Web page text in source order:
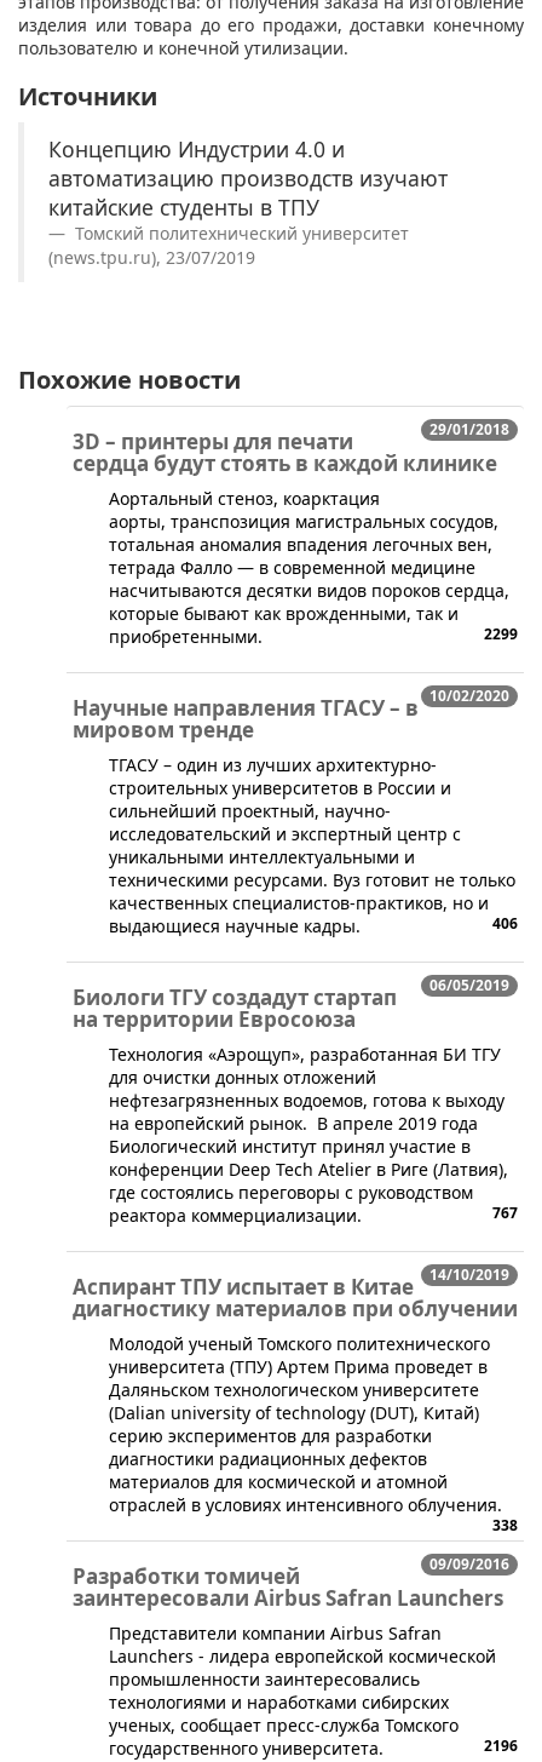
изделия или товара до его продажи, доставки конечному
пользователю и конечной утилизации.
Источники
Концепцию Индустрии 4.0 и
автоматизацию производств изучают
китайские студенты в ТПУ
Томский политехнический университет
(news.tpu.ru), 23/07/2019
Похожие новости
29/01/2018
3D – принтеры для печати
сердца будут стоять в каждой клинике
​Аортальный стеноз, коарктация
аорты, транспозиция магистральных сосудов,
тотальная аномалия впадения легочных вен,
тетрада Фалло — в современной медицине
насчитываются десятки видов пороков сердца,
которые бывают как врожденными, так и
приобретенными.
2299
10/02/2020
Научные направления ТГАСУ – в
мировом тренде
​ТГАСУ – один из лучших архитектурно-
строительных университетов в России и
сильнейший проектный, научно-
исследовательский и экспертный центр с
уникальными интеллектуальными и
техническими ресурсами. Вуз готовит не только
качественных специалистов-практиков, но и
выдающиеся научные кадры.
406
06/05/2019
Биологи ТГУ создадут стартап
на территории Евросоюза
​Технология «Аэрощуп», разработанная БИ ТГУ
для очистки донных отложений
нефтезагрязненных водоемов, готова к выходу
на европейский рынок. В апреле 2019 года
Биологический институт принял участие в
конференции Deep Tech Atelier в Риге (Латвия),
где состоялись переговоры с руководством
реактора коммерциализации.
767
14/10/2019
Аспирант ТПУ испытает в Китае
диагностику материалов при облучении
Молодой ученый Томского политехнического
университета (ТПУ) Артем Прима проведет в
Даляньском технологическом университете
(Dalian university of technology (DUT), Китай)
серию экспериментов для разработки
диагностики радиационных дефектов
материалов для космической и атомной
отраслей в условиях интенсивного облучения.
338
09/09/2016
Разработки томичей
заинтересовали Airbus Safran Launchers
​Представители компании Airbus Safran
Launchers - лидера европейской космической
промышленности заинтересовались
технологиями и наработками сибирских
ученых, сообщает пресс-служба Томского
государственного университета.
2196